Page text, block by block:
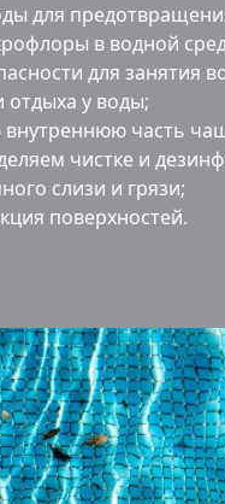
для
в водной
для занятия
отдыха у воды;
часть
чистке и
слизи и грязи;
поверхностей.